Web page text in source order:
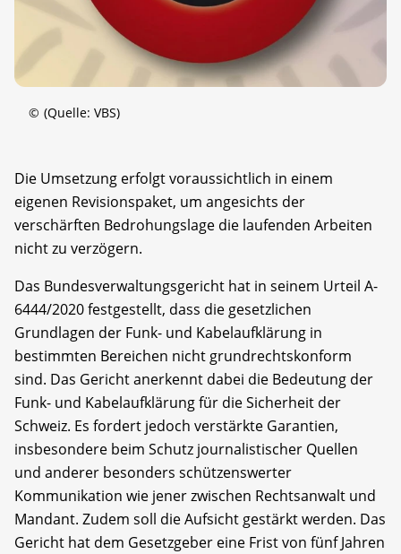
© (Quelle: VBS)
Die Umsetzung erfolgt voraussichtlich in einem
eigenen Revisionspaket, um angesichts der
verschärften Bedrohungslage die laufenden Arbeiten
nicht zu verzögern.
Das Bundesverwaltungsgericht hat in seinem Urteil A-
6444/2020 festgestellt, dass die gesetzlichen
Grundlagen der Funk- und Kabelaufklärung in
bestimmten Bereichen nicht grundrechtskonform
sind. Das Gericht anerkennt dabei die Bedeutung der
Funk- und Kabelaufklärung für die Sicherheit der
Schweiz. Es fordert jedoch verstärkte Garantien,
insbesondere beim Schutz journalistischer Quellen
und anderer besonders schützenswerter
Kommunikation wie jener zwischen Rechtsanwalt und
Mandant. Zudem soll die Aufsicht gestärkt werden. Das
Gericht hat dem Gesetzgeber eine Frist von fünf Jahren